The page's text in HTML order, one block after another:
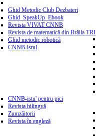
Ghid Metodic Club Dezbateri
Ghid_SpeakUp_Ebook
Revista VIVAT CNNB
Revista de matematică din Brăila
Ghid metodic robotică
CNNB-istul
CNNB-istu' pentru pici
Revista bilingvă
Zumzăitorii
Revista în engleză